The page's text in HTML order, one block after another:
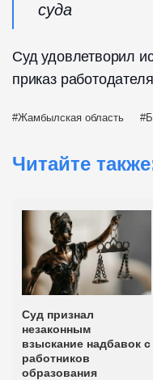
суда
Суд удовлетворил
приказ
Жамбылская область
Читайте
Суд признал
незаконным
взыскание надбавок с
работников
образования